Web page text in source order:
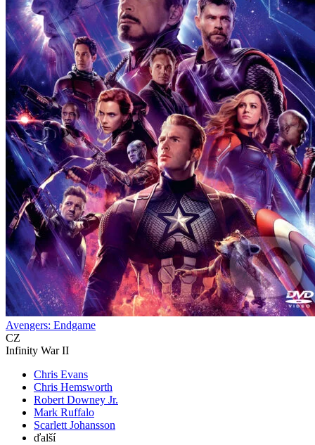
Avengers: Endgame
CZ
Infinity War II
Chris Evans
Chris Hemsworth
Robert Downey Jr.
Mark Ruffalo
Scarlett Johansson
ďalší